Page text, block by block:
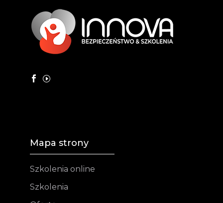
Mapa strony
Szkolenia online
Szkolenia